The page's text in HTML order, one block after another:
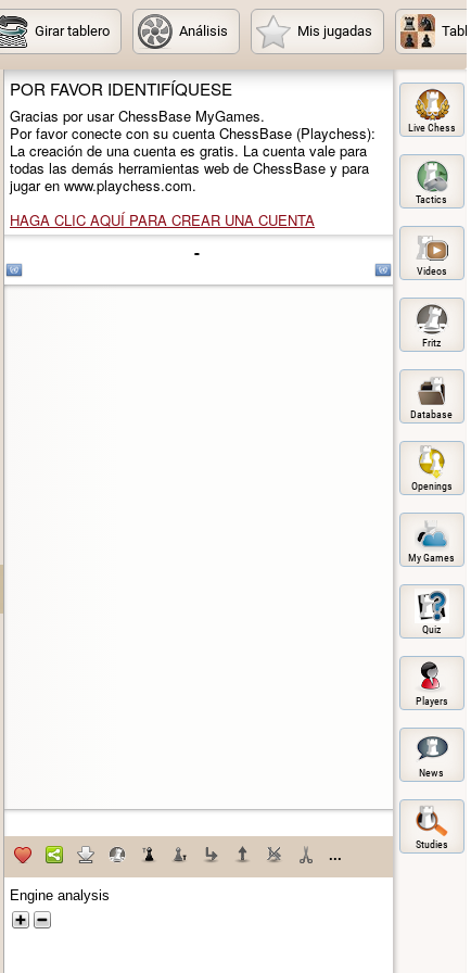
Girar tablero Análisis Mis jugadas
POR FAVOR IDENTIFÍQUESE
Gracias por usar ChessBase MyGames.
Por favor conecte con su cuenta ChessBase (Playchess):
La creación de una cuenta es gratis. La cuenta vale para
todas las demás herramientas web de ChessBase y para
jugar en www.playchess.com.
HAGA CLIC AQUÍ PARA CREAR UNA CUENTA
-
...
Engine analysis
Live Chess
Tactics
Videos
Fritz
Database
Openings
My Games
Quiz
Players
News
Studies